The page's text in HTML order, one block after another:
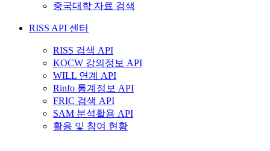
중국대학 자료 검색
RISS API 센터
RISS 검색 API
KOCW 강의정보 API
WILL 연계 API
Rinfo 통계정보 API
FRIC 검색 API
SAM 분석활용 API
활용 및 참여 현황